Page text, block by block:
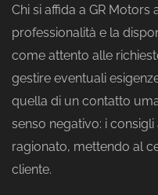
Chi si affida a GR
professionalità e la
come attento alle
gestire eventuali
quella di un contatto
senso negativo: i
ragionato, mettendo al
cliente.